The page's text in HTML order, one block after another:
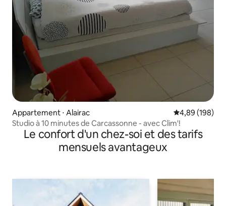
Appartement ⋅ Alairac Évaluation
4,89 (198)
Studio à 10 minutes de Carcassonne - avec Clim'!
Le confort d'un chez-soi et des tarifs
mensuels avantageux